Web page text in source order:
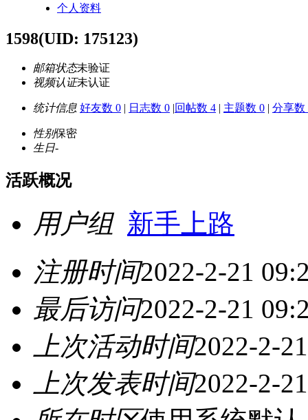
个人资料
1598(UID: 175123)
邮箱状态未验证
视频认证未认证
统计信息 好友数 0 | 日志数 0 |回帖数 4 | 主题数 0 | 分享数
性别保密
生日-
活跃概况
用户组 新手上路
注册时间2022-2-21
最后访问2022-2-21
上次活动时间2022-2-
上次发表时间2022-2-